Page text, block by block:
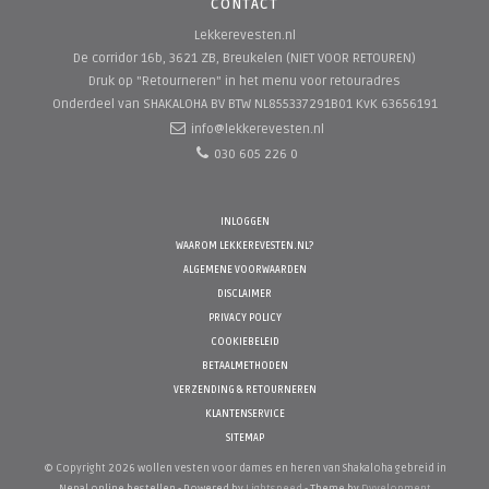
CONTACT
Lekkerevesten.nl
De corridor 16b, 3621 ZB, Breukelen (NIET VOOR RETOUREN)
Druk op "Retourneren" in het menu voor retouradres
Onderdeel van SHAKALOHA BV BTW NL855337291B01 KvK 63656191
info@lekkerevesten.nl
030 605 226 0
INLOGGEN
WAAROM LEKKEREVESTEN.NL?
ALGEMENE VOORWAARDEN
DISCLAIMER
PRIVACY POLICY
COOKIEBELEID
BETAALMETHODEN
VERZENDING & RETOURNEREN
KLANTENSERVICE
SITEMAP
© Copyright 2026 wollen vesten voor dames en heren van Shakaloha gebreid in